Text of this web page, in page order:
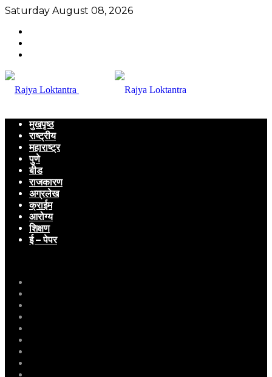
Saturday August 08, 2026
मुखपृष्ठ
राष्ट्रीय
महाराष्ट्र
पुणे
बीड
राजकारण
अग्रलेख
क्राईम
आरोग्य
शिक्षण
ई – पेपर